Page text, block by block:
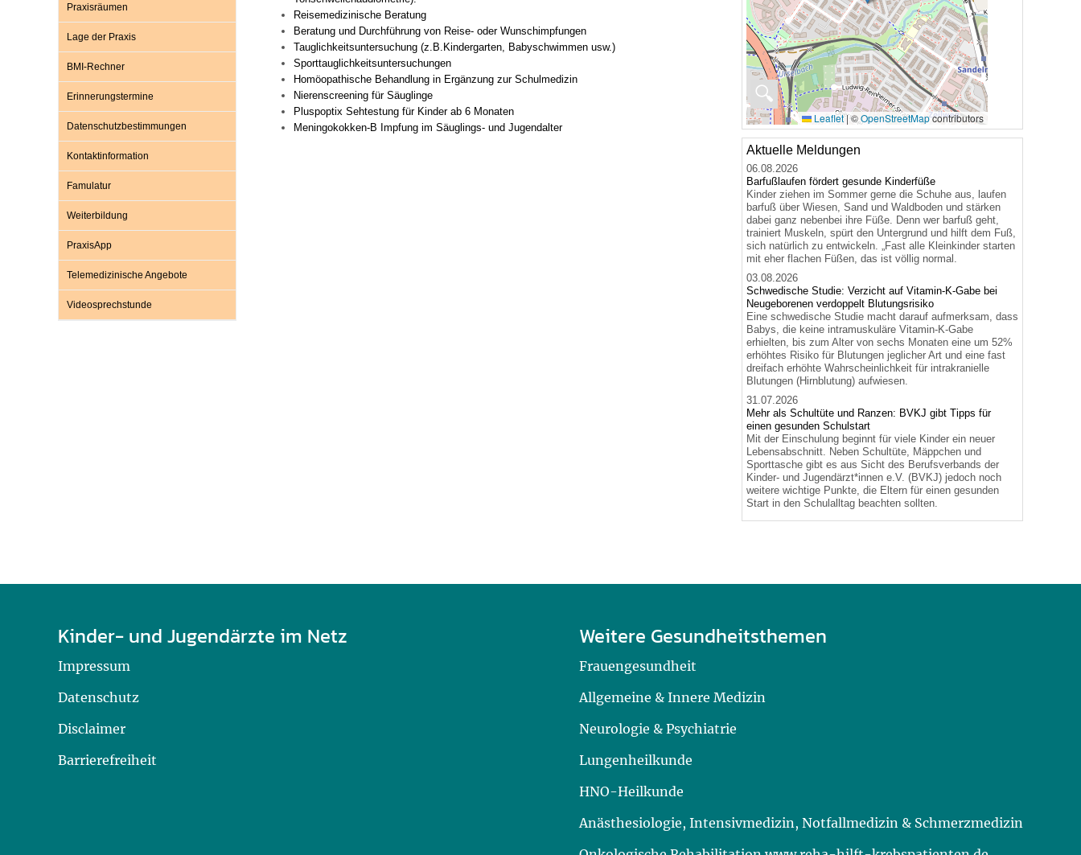
Broschüren und Informationsflyer
Familienzeit gesund gestalten
Praxisräumen
Lage der Praxis
BMI-Rechner
Erinnerungstermine
Datenschutzbestimmungen
Kontaktinformation
Famulatur
Weiterbildung
PraxisApp
Telemedizinische Angebote
Videosprechstunde
Reisemedizinische Beratung
Beratung und Durchführung von Reise- oder Wunschimpfungen
Tauglichkeitsuntersuchung (z.B.Kindergarten, Babyschwimmen usw.)
Sporttauglichkeitsuntersuchungen
Homöopathische Behandlung in Ergänzung zur Schulmedizin
Nierenscreening für Säuglinge
Pluspoptix Sehtestung für Kinder ab 6 Monaten
Meningokokken-B Impfung im Säuglings- und Jugendalter
🔍
Leaflet|©OpenStreetMapcontributors
Aktuelle Meldungen
06.08.2026
Barfußlaufen fördert gesunde Kinderfüße
Kinder ziehen im Sommer gerne die Schuhe aus, laufen
barfuß über Wiesen, Sand und Waldboden und stärken
dabei ganz nebenbei ihre Füße. Denn wer barfuß geht,
trainiert Muskeln, spürt den Untergrund und hilft dem Fuß,
sich natürlich zu entwickeln. „Fast alle Kleinkinder starten
mit eher flachen Füßen, das ist völlig normal.
03.08.2026
Schwedische Studie: Verzicht auf Vitamin-K-Gabe bei
Neugeborenen verdoppelt Blutungsrisiko
Eine schwedische Studie macht darauf aufmerksam, dass
Babys, die keine intramuskuläre Vitamin-K-Gabe
erhielten, bis zum Alter von sechs Monaten eine um 52%
erhöhtes Risiko für Blutungen jeglicher Art und eine fast
dreifach erhöhte Wahrscheinlichkeit für intrakranielle
Blutungen (Hirnblutung) aufwiesen.
31.07.2026
Mehr als Schultüte und Ranzen: BVKJ gibt Tipps für
einen gesunden Schulstart
Mit der Einschulung beginnt für viele Kinder ein neuer
Lebensabschnitt. Neben Schultüte, Mäppchen und
Sporttasche gibt es aus Sicht des Berufsverbands der
Kinder- und Jugendärzt*innen e.V. (BVKJ) jedoch noch
weitere wichtige Punkte, die Eltern für einen gesunden
Start in den Schulalltag beachten sollten.
Kinder- und Jugendärzte im Netz
Impressum
Datenschutz
Disclaimer
Barrierefreiheit
Weitere Gesundheitsthemen
Frauengesundheit
Allgemeine & Innere Medizin
Neurologie & Psychiatrie
Lungenheilkunde
HNO-Heilkunde
Anästhesiologie, Intensivmedizin, Notfallmedizin & Schmerzmedizin